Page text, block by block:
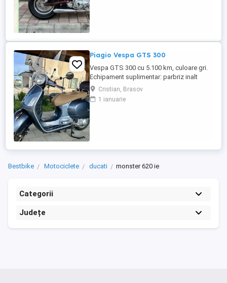
Piagio Vespa GTS 300
Vespa GTS 300 cu 5.100 km, culoare gri.
Echipament suplimentar: parbriz inalt
Faco (montat 2026), geanta portbagaj
Classic; prelungitor scarite pasager;
suspensie fata Bitubo si frane fata spate
Cristian, Brasov
1 ianuarie
Bestbike Motociclete ducati monster 620 ie
Categorii
Județe